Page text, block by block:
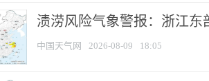
渍涝风险气象警报：浙江
中国天气网 2026-08-09 18:05